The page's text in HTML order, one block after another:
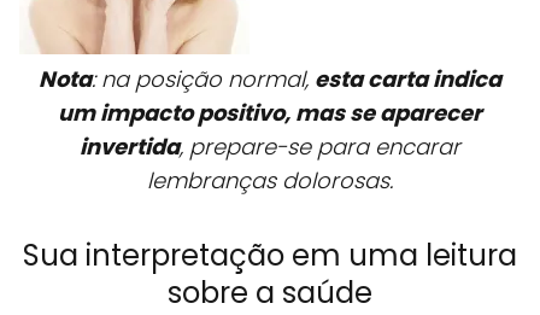
Nota: na posição normal, esta carta indica
um impacto positivo, mas se aparecer
invertida, prepare-se para encarar
lembranças dolorosas.
Sua interpretação em uma leitura
sobre a saúde